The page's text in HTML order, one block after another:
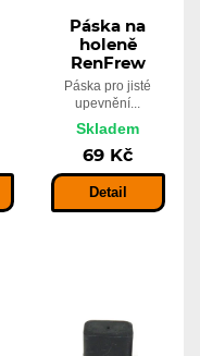
Páska na
holeně
RenFrew
Páska pro jisté
upevnění...
Skladem
69 Kč
Detail